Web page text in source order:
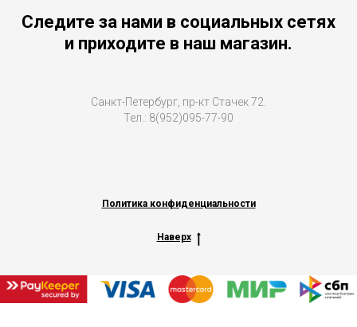
Следите за нами в социальных сетях
и приходите в наш магазин.
Санкт-Петербург, пр-кт Стачек 72.
Тел.: 8(952)095-77-90
Политика конфиденциальности
Наверх